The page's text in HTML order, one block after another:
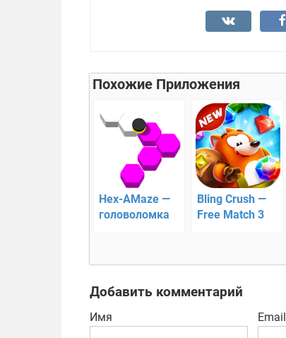
Похожие Приложения
Hex-AMaze —
головоломка
Bling Crush —
Free Match 3
Добавить комментарий
Имя Email